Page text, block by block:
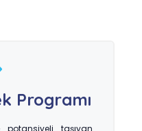
Programı
taşıyan